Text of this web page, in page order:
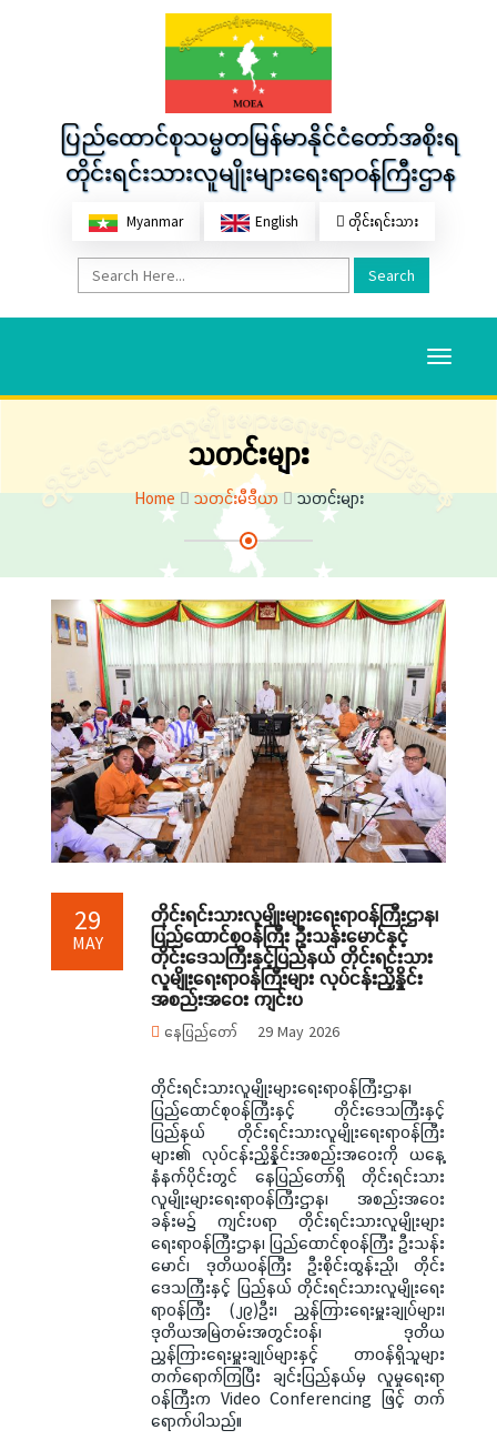
ပြည်ထောင်စုသမ္မတမြန်မာနိုင်ငံတော်အစိုးရ
တိုင်းရင်းသားလူမျိုးများရေးရာဝန်ကြီးဌာန
Myanmar English တိုင်းရင်းသား
Search
Toggle
သတင်းများ
Home သတင်းမီဒီယာ သတင်းများ
29
MAY
တိုင်းရင်းသားလူမျိုးများရေးရာဝန်ကြီးဌာန၊
ပြည်ထောင်စုဝန်ကြီး ဦးသန်းမောင်နှင့်
တိုင်းဒေသကြီးနှင့်ပြည်နယ် တိုင်းရင်းသား
လူမျိုးရေးရာဝန်ကြီးများ လုပ်ငန်းညှိနှိုင်း
အစည်းအဝေး ကျင်းပ
နေပြည်တော် 29 May 2026
တိုင်းရင်းသားလူမျိုးများရေးရာဝန်ကြီးဌာန၊
ပြည်ထောင်စုဝန်ကြီးနှင့် တိုင်းဒေသကြီးနှင့်
ပြည်နယ် တိုင်းရင်းသားလူမျိုးရေးရာဝန်ကြီး
များ၏ လုပ်ငန်းညှိနှိုင်းအစည်းအဝေးကို ယနေ့
နံနက်ပိုင်းတွင် နေပြည်တော်ရှိ တိုင်းရင်းသား
လူမျိုးများရေးရာဝန်ကြီးဌာန၊ အစည်းအဝေး
ခန်းမ၌ ကျင်းပရာ တိုင်းရင်းသားလူမျိုးများ
ရေးရာဝန်ကြီးဌာန၊ ပြည်ထောင်စုဝန်ကြီး ဦးသန်း
မောင်၊ ဒုတိယဝန်ကြီး ဦးစိုင်းထွန်းညို၊ တိုင်း
ဒေသကြီးနှင့် ပြည်နယ် တိုင်းရင်းသားလူမျိုးရေး
ရာဝန်ကြီး (၂၉)ဦး၊ ညွှန်ကြားရေးမှူးချုပ်များ၊
ဒုတိယအမြဲတမ်းအတွင်းဝန်၊ ဒုတိယ
ညွှန်ကြားရေးမှူးချုပ်များနှင့် တာဝန်ရှိသူများ
တက်ရောက်ကြပြီး ချင်းပြည်နယ်မှ လူမှုရေးရာ
ဝန်ကြီးက Video Conferencing ဖြင့် တက်
ရောက်ပါသည်။